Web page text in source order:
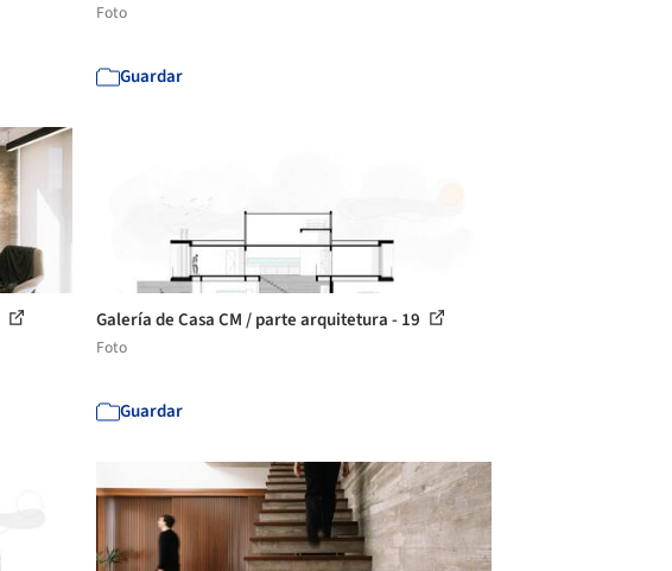
Foto
Guardar
Galería de Casa CM / parte arquitetura - 19
Foto
Guardar